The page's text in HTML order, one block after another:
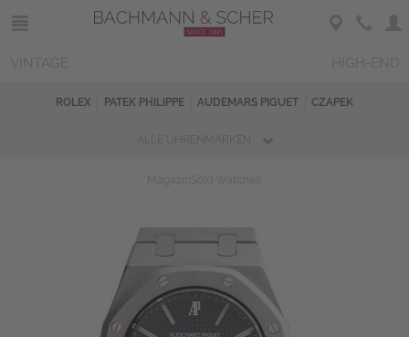
ROLEX PATEK PHILIPPE AUDEMARS PIGUET CZAPEK